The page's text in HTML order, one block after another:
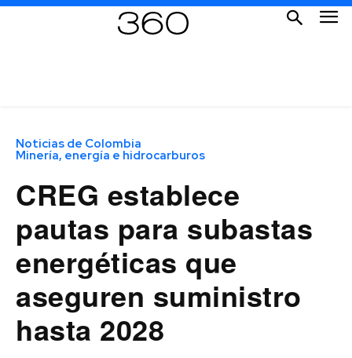
Noticias de Colombia
Minería, energía e hidrocarburos
CREG establece
pautas para subastas
energéticas que
aseguren suministro
hasta 2028